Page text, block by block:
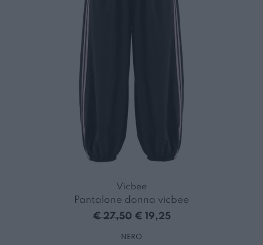
Vicbee
Pantalone donna vicbee
€ 27,50 € 19,25
NERO